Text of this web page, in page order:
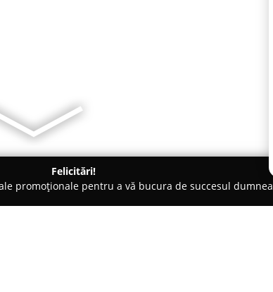
Felicitări!
promoționale pentru a vă bucura de succesul